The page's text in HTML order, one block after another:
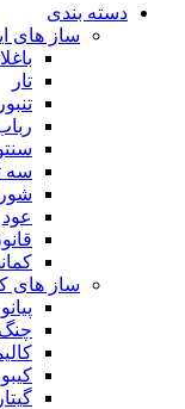
دسته بندی
ساز های
تار
سه
عود
ساز های
پیانو
چنگ
گیتار